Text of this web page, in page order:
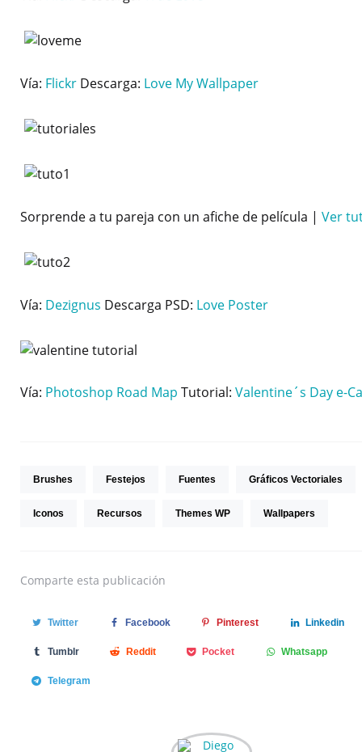
Vía: Flickr Descarga: Love My Wallpaper
Sorprende a tu pareja con un afiche de película | Ver
Vía: Dezignus Descarga PSD: Love Poster
Vía: Photoshop Road Map Tutorial: Valentine´s Day e-
Brushes Festejos Fuentes Gráficos Vectoriales
Iconos Recursos Themes WP Wallpapers
Comparte esta publicación
Twitter Facebook Pinterest Linkedin
Tumblr Reddit Pocket Whatsapp
Telegram